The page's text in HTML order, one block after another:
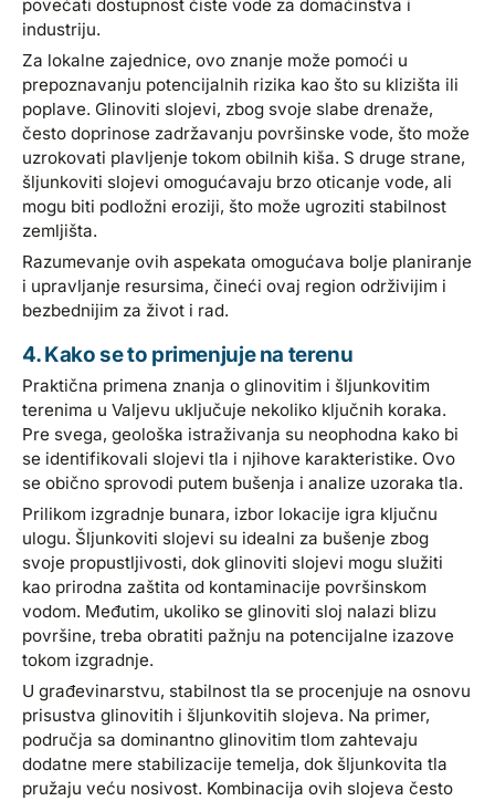
povećati dostupnost čiste vode za domaćinstva i
industriju.
Za lokalne zajednice, ovo znanje može pomoći u
prepoznavanju potencijalnih rizika kao što su klizišta ili
poplave. Glinoviti slojevi, zbog svoje slabe drenaže,
često doprinose zadržavanju površinske vode, što može
uzrokovati plavljenje tokom obilnih kiša. S druge strane,
šljunkoviti slojevi omogućavaju brzo oticanje vode, ali
mogu biti podložni eroziji, što može ugroziti stabilnost
zemljišta.
Razumevanje ovih aspekata omogućava bolje planiranje
i upravljanje resursima, čineći ovaj region održivijim i
bezbednijim za život i rad.
4. Kako se to primenjuje na terenu
Praktična primena znanja o glinovitim i šljunkovitim
terenima u Valjevu uključuje nekoliko ključnih koraka.
Pre svega, geološka istraživanja su neophodna kako bi
se identifikovali slojevi tla i njihove karakteristike. Ovo
se obično sprovodi putem bušenja i analize uzoraka tla.
Prilikom izgradnje bunara, izbor lokacije igra ključnu
ulogu. Šljunkoviti slojevi su idealni za bušenje zbog
svoje propustljivosti, dok glinoviti slojevi mogu služiti
kao prirodna zaštita od kontaminacije površinskom
vodom. Međutim, ukoliko se glinoviti sloj nalazi blizu
površine, treba obratiti pažnju na potencijalne izazove
tokom izgradnje.
U građevinarstvu, stabilnost tla se procenjuje na osnovu
prisustva glinovitih i šljunkovitih slojeva. Na primer,
područja sa dominantno glinovitim tlom zahtevaju
dodatne mere stabilizacije temelja, dok šljunkovita tla
pružaju veću nosivost. Kombinacija ovih slojeva često